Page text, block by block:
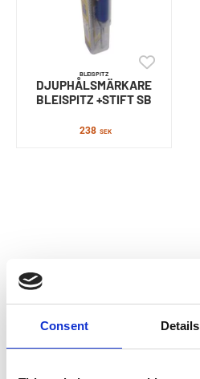
Consent Details
BLEISPITZ
DJUPHÅLSMÄRKARE
BLEISPITZ +STIFT SB
238 SEK